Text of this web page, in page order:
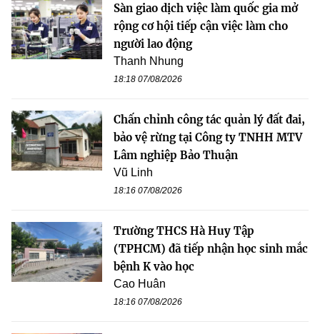
Sàn giao dịch việc làm quốc gia mở
rộng cơ hội tiếp cận việc làm cho
người lao động
Thanh Nhung
18:18 07/08/2026
Chấn chỉnh công tác quản lý đất đai,
bảo vệ rừng tại Công ty TNHH MTV
Lâm nghiệp Bảo Thuận
Vũ Linh
18:16 07/08/2026
Trường THCS Hà Huy Tập
(TPHCM) đã tiếp nhận học sinh mắc
bệnh K vào học
Cao Huân
18:16 07/08/2026